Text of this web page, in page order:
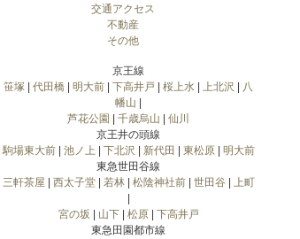
交通アクセス
不動産
その他
京王線
笹塚
代田橋 明大前 下高井戸 桜上水 上北沢
八
幡山
芦花公園
千歳烏山
仙川
京王井の頭線
駒場東大前| 池ノ上 下北沢 新代田 東松原| 明大前
東急世田谷線
三軒茶屋
西太子堂| 若林| 松陰神社前| 世田谷
上町
宮の坂
山下| 松原| 下高井戸
東急田園都市線